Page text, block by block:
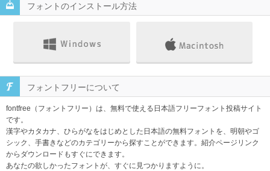
フォントのインストール方法
フォントフリーについて
fontfree（フォントフリー）は、無料で使える日本語フリーフォント投稿サイト
です。
漢字やカタカナ、ひらがなをはじめとした日本語の無料フォントを、明朝やゴ
シック、手書きなどのカテゴリーから探すことができます。紹介ページリンク
からダウンロードもすぐにできます。
あなたの欲しかったフォントが、すぐに見つかりますように。